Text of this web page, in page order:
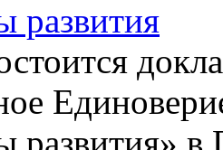
развития